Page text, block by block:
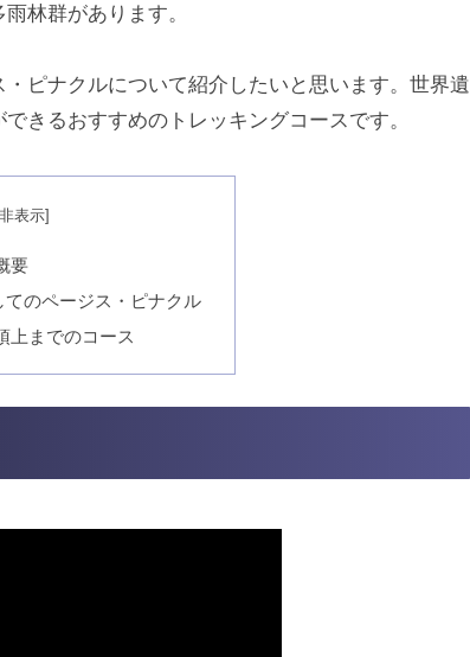
林群があります。
ピナクルについて紹介したいと思います。世界遺
きるおすすめのトレッキングコースです。
要
てのページス・ピナクル
上までのコース